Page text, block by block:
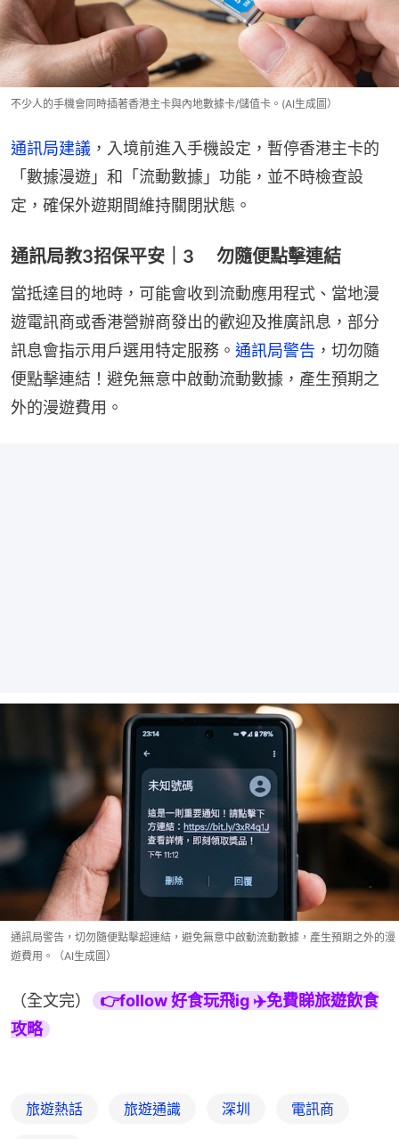
不少人的手機會同時插著香港主卡與內地數據卡/儲值卡。(AI生成圖）
通訊局建議 ，入境前進入手機設定，暫停香港主卡的
「數據漫遊」和「流動數據」功能，並不時檢查設
定，確保外遊期間維持關閉狀態。
通訊局教3招保平安｜3 勿隨便點擊連結
當抵達目的地時，可能會收到流動應用程式、當地漫
遊電訊商或香港營辦商發出的歡迎及推廣訊息，部分
訊息會指示用戶選用特定服務。 通訊局警告 ，切勿隨
便點擊連結！避免無意中啟動流動數據，產生預期之
外的漫遊費用。
通訊局警告，切勿隨便點擊超連結，避免無意中啟動流動數據，產生預期之外的漫
遊費用。（AI生成圖）
（全文完）
👉follow 好食玩飛ig ✈️免費睇旅遊飲食
攻略
旅遊熱話 旅遊通識 深圳 電訊商